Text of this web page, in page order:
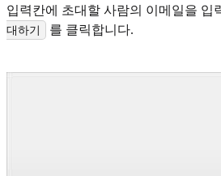
입력칸에 초대할 사람의 이메일을 입
대하기
를 클릭합니다.